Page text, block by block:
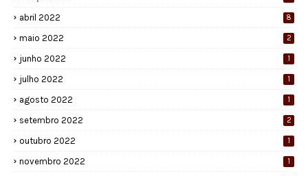
abril 2022 8
maio 2022 2
junho 2022 1
julho 2022 1
agosto 2022 1
setembro 2022 2
outubro 2022 1
novembro 2022 1